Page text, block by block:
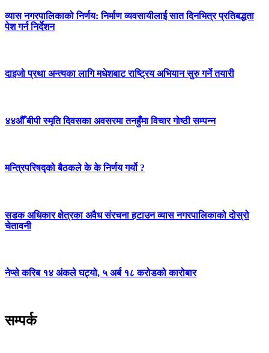
व्यास नगरपालिकाको निर्णय: निर्माण व्यवसायीलाई सात दिनभित्र प्रतिबद्धता
पेश गर्न निर्देशन
दाइजो प्रथा अन्त्यका लागि मधेशबाट राष्ट्रिय अभियान सुरु गर्ने तयारी
४४औँ बीपी स्मृति दिवसका अवसरमा तनहुँमा विचार गोष्ठी सम्पन्न
मन्त्रिपरिषद्को बैठकले के के निर्णय गर्यो ?
सडक अधिकार क्षेत्रका अवैध संरचना हटाउन व्यास नगरपालिकाको दोस्रो
चेतावनी
नेप्से करिब १४ अंकले घट्यो, ५ अर्ब १८ करोडको कारोबार
सम्पर्क